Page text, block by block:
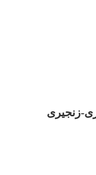
زنجیری